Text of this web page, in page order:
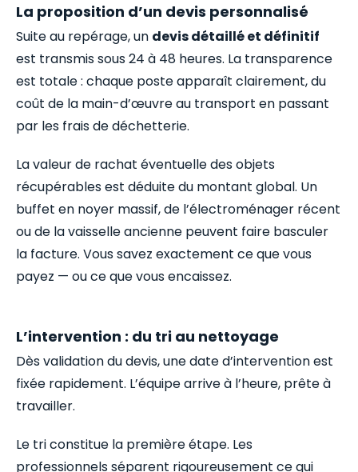
La proposition d’un devis personnalisé
Suite au repérage, un devis détaillé et définitif
est transmis sous 24 à 48 heures. La transparence
est totale : chaque poste apparaît clairement, du
coût de la main-d’œuvre au transport en passant
par les frais de déchetterie.
La valeur de rachat éventuelle des objets
récupérables est déduite du montant global. Un
buffet en noyer massif, de l’électroménager récent
ou de la vaisselle ancienne peuvent faire basculer
la facture. Vous savez exactement ce que vous
payez — ou ce que vous encaissez.
L’intervention : du tri au nettoyage
Dès validation du devis, une date d’intervention est
fixée rapidement. L’équipe arrive à l’heure, prête à
travailler.
Le tri constitue la première étape. Les
professionnels séparent rigoureusement ce qui